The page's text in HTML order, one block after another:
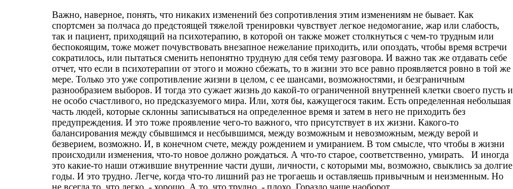
Важно, наверное, понять, что никаких изменений без сопротивления этим изменениям не бывает. Как
спортсмен за полчаса до предстоящей тяжелой тренировки чувствует легкое недомогание, жар или слабость,
так и пациент, приходящий на психотерапию, в которой он также может столкнуться с чем-то трудным или
беспокоящим, тоже может почувствовать внезапное нежелание приходить, или опоздать, чтобы время встречи
сократилось, или пытаться сменить непонятно трудную для себя тему разговора. И важно так же отдавать себе
отчет, что если в психотерапии от этого и можно сбежать, то в жизни это все равно проявляется ровно в той же
мере. Только это уже сопротивление жизни в целом, с ее шансами, возможностями, и безграничным
разнообразием выборов. И тогда это сужает жизнь до какой-то ограниченной внутренней клетки своего пусть и
не особо счастливого, но предсказуемого мира. Или, хотя бы, кажущегося таким. Есть определенная небольшая
часть людей, которые склонны записываться на определенное время и затем в него не приходить без
предупреждения. И это тоже проявление чего-то важного, что присутствует в их жизни. Какого-то
балансирования между сбывшимся и несбывшимся, между возможным и невозможным, между верой и
безверием, возможно. И, в конечном счете, между рождением и умиранием. В том смысле, что чтобы в жизни
происходили изменения, что-то новое должно рождаться. А что-то старое, соответственно, умирать. И иногда
это какие-то наши отжившие внутренние части души, личности, с которыми мы, возможно, свыклись за долгие
годы. И это трудно. Легче, когда что-то лишний раз не трогаешь и оставляешь привычным и неизменным. Но
не всегда то, что легко, - хорошо. А то, что трудно, - плохо. Гораздо чаще наоборот.